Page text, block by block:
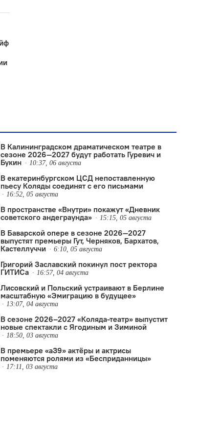
В Калининградском драматическом театре в
сезоне 2026—2027 будут работать Гуревич и
Букин
10:37, 06 августа
В екатеринбургском ЦСД непоставленную
пьесу Коляды соединят с его письмами
16:52, 05 августа
В пространстве «Внутри» покажут «Дневник
советского андеграунда»
15:15, 05 августа
В Баварской опере в сезоне 2026—2027
выпустят премьеры Гут, Черняков, Бархатов,
Кастеллуччи
6:10, 05 августа
Григорий Заславский покинул пост ректора
ГИТИСа
16:57, 04 августа
Лисовский и Польский устраивают в Берлине
масштабную «Эмиграцию в будущее»
13:07, 04 августа
В сезоне 2026–2027 «Коляда-театр» выпустит
новые спектакли с Ягодиным и Зиминой
18:50, 03 августа
В премьере «а39» актёры и актрисы
поменяются ролями из «Бесприданницы»
17:11, 03 августа